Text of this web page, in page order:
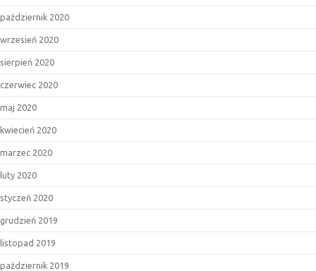
październik 2020
wrzesień 2020
sierpień 2020
czerwiec 2020
maj 2020
kwiecień 2020
marzec 2020
luty 2020
styczeń 2020
grudzień 2019
listopad 2019
październik 2019